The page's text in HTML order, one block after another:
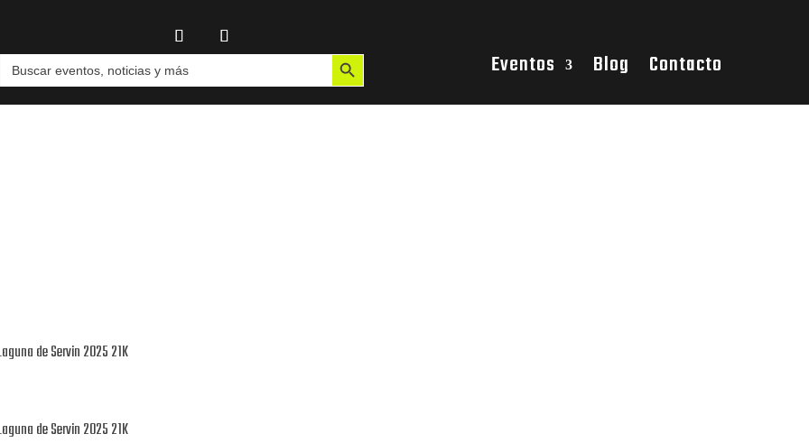
Buscar: Botón de búsqueda Eventos Blog Contacto
de Servin 2025 21K
de Servin 2025 21K